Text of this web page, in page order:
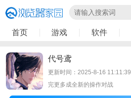
首页 游戏 软件
代号鸢
更新时间：2025-8-16 11:11:39
完更多成全新的操作对战